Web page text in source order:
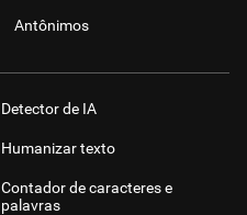
Antônimos
Detector de IA
Humanizar texto
Contador de caracteres e
palavras